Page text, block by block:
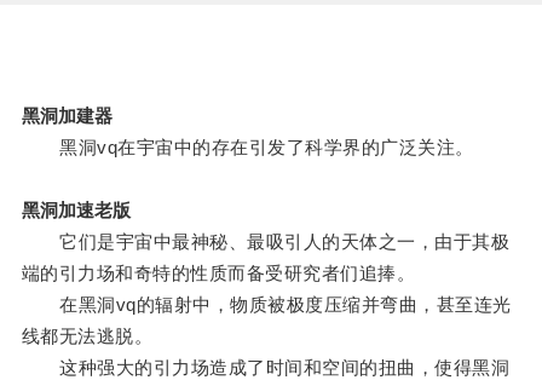
黑洞加建器
黑洞vq在宇宙中的存在引发了科学界的广泛关注。
黑洞加速老版
它们是宇宙中最神秘、最吸引人的天体之一，由于其极
端的引力场和奇特的性质而备受研究者们追捧。
在黑洞vq的辐射中，物质被极度压缩并弯曲，甚至连光
线都无法逃脱。
这种强大的引力场造成了时间和空间的扭曲，使得黑洞